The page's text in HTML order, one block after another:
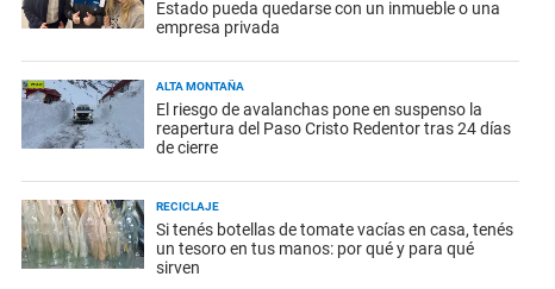
Estado pueda quedarse con un inmueble o una
empresa privada
ALTA MONTAÑA
El riesgo de avalanchas pone en suspenso la
reapertura del Paso Cristo Redentor tras 24 días
de cierre
RECICLAJE
Si tenés botellas de tomate vacías en casa, tenés
un tesoro en tus manos: por qué y para qué
sirven